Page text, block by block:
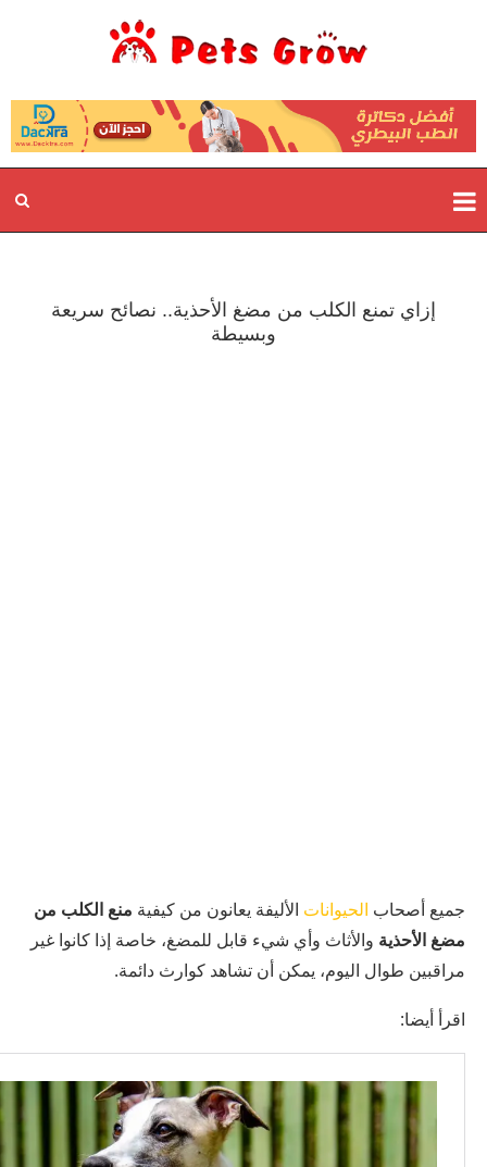
إزاي تمنع الكلب من مضغ الأحذية.. نصائح سريعة
وبسيطة
جميع أصحاب الحيوانات الأليفة يعانون من كيفية منع الكلب من
مضغ الأحذية والأثاث وأي شيء قابل للمضغ، خاصة إذا كانوا غير
مراقبين طوال اليوم، يمكن أن تشاهد كوارث دائمة.
اقرأ أيضا: